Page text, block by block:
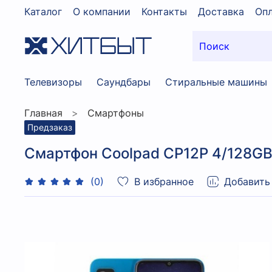
Каталог О компании Контакты Доставка
Телевизоры Саундбары Стиральные машины
Главная Смартфоны
Предзаказ
Смартфон Coolpad CP12P 4/
(0) В избранное